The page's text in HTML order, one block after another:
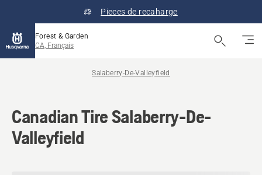
Pieces de recaharge
Forest & Garden
CA, Français
Salaberry-De-Valleyfield
Canadian Tire Salaberry-De-
Valleyfield